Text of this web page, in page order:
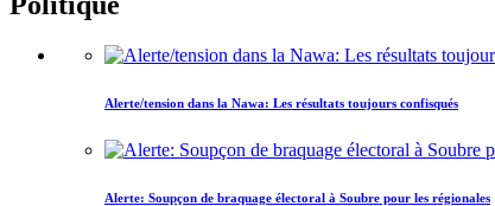
Alerte/tension dans la Nawa: Les résultats toujours confisqués
Alerte: Soupçon de braquage électoral à Soubre pour les régionales